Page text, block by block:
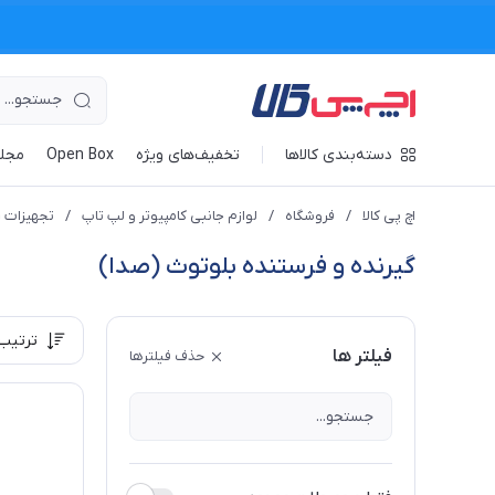
دسته‌بندی کالاها تخفیف‌های ویژه Open Box
اچ پی کالا / فروشگاه / لوازم جانبی کامپیوتر و لپ تاپ /
گیرنده و فرستنده بلوتوث (صدا)
فیلتر ها حذف فیلترها